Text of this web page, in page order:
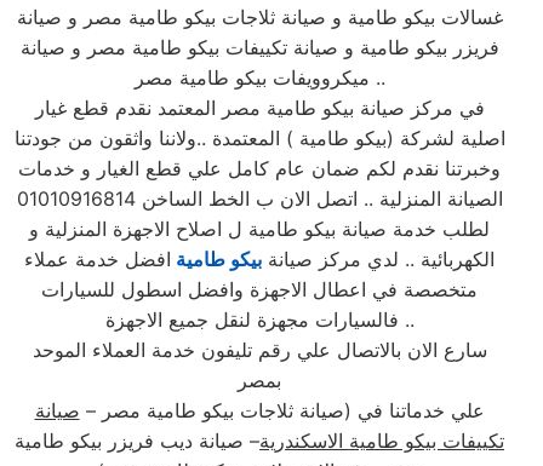
غسالات بيكو طامية و صيانة ثلاجات بيكو طامية مصر و صيانة
فريزر بيكو طامية و صيانة تكييفات بيكو طامية مصر و صيانة
ميكروويفات بيكو طامية مصر ..
في مركز صيانة بيكو طامية مصر المعتمد نقدم قطع غيار
اصلية لشركة (بيكو طامية ) المعتمدة ..ولاننا واثقون من جودتنا
وخبرتنا نقدم لكم ضمان عام كامل علي قطع الغيار و خدمات
الصيانة المنزلية .. اتصل الان ب الخط الساخن 01010916814
لطلب خدمة صيانة بيكو طامية ل اصلاح الاجهزة المنزلية و
الكهربائية .. لدي مركز صيانة بيكو طامية افضل خدمة عملاء
متخصصة في اعطال الاجهزة وافضل اسطول للسيارات
فالسيارات مجهزة لنقل جميع الاجهزة ..
سارع الان بالاتصال علي رقم تليفون خدمة العملاء الموحد
بمصر
علي خدماتنا في (صيانة ثلاجات بيكو طامية مصر – صيانة
تكييفات بيكو طامية الاسكندرية– صيانة ديب فريزر بيكو طامية